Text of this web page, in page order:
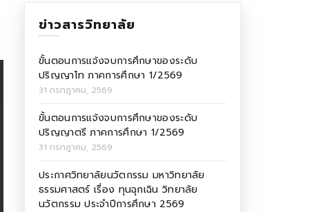
ข่าวสารวิทยาลัย
ขั้นตอนการแจ้งจบการศึกษาของระดับ
ปริญญาโท ภาคการศึกษา 1/2569
31 กรกฎาคม, 2569
ขั้นตอนการแจ้งจบการศึกษาของระดับ
ปริญญาตรี ภาคการศึกษา 1/2569
31 กรกฎาคม, 2569
ประกาศวิทยาลัยนวัตกรรม มหาวิทยาลัย
ธรรมศาสตร์ เรื่อง ทุนฉุกเฉิน วิทยาลัย
นวัตกรรม ประจำปีการศึกษา 2569